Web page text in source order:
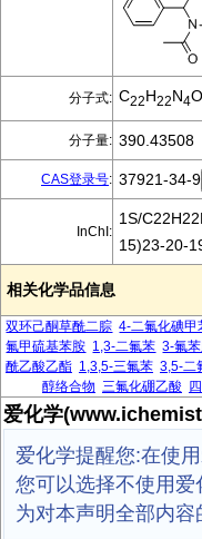
分子式: C22H22N4O
分子量: 390.43508
CAS登录号: 37921-34-9
InChI:
1S/
15)23-20-
相关化学品信息
双环己酮草酰二腙 4-二氟化碘甲
氟甲硫基苯胺 1,3-二氟苯 3-氟
酰乙酸乙酯 1,3,5-三氟苯 3,5-二
醇络合物 三氟化硼乙酸
爱化学
爱化学提醒您:在使
您可以选择不使用
为对本声明全部内容